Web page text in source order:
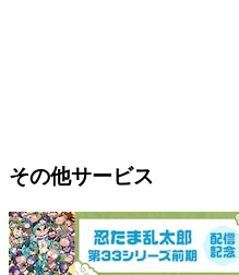
その他サービス